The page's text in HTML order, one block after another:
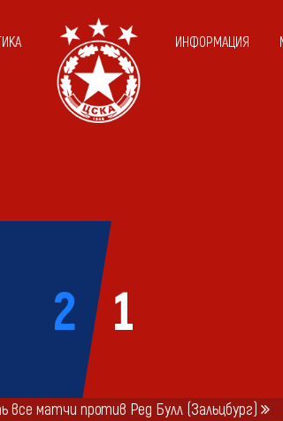
ИНФОРМАЦИЯ
2 1
все матчи против Ред Булл (Зальцбург)